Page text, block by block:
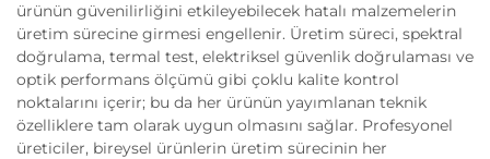
ürünün güvenilirliğini etkileyebilecek hatalı malzemelerin
üretim sürecine girmesi engellenir. Üretim süreci, spektral
doğrulama, termal test, elektriksel güvenlik doğrulaması ve
optik performans ölçümü gibi çoklu kalite kontrol
noktalarını içerir; bu da her ürünün yayımlanan teknik
özelliklere tam olarak uygun olmasını sağlar. Profesyonel
üreticiler, bireysel ürünlerin üretim sürecinin her